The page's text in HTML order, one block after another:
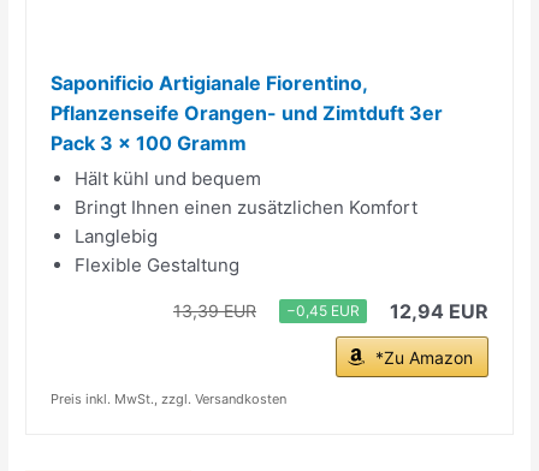
Saponificio Artigianale Fiorentino,
Pflanzenseife Orangen- und Zimtduft 3er
Pack 3 x 100 Gramm
Hält kühl und bequem
Bringt Ihnen einen zusätzlichen Komfort
Langlebig
Flexible Gestaltung
13,39 EUR −0,45 EUR 12,94 EUR
*Zu Amazon
Preis inkl. MwSt., zzgl. Versandkosten